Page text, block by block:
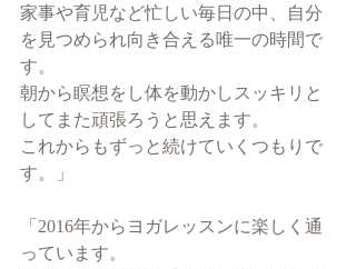
家事や育児など忙しい毎日の中、自分
を見つめられ向き合える唯一の時間で
す。
朝から瞑想をし体を動かしスッキリと
してまた頑張ろうと思えます。
これからもずっと続けていくつもりで
す。」
「2016年からヨガレッスンに楽しく通
っています。